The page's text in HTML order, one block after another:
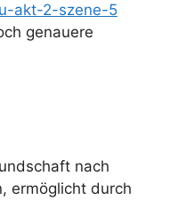
akt-2-szene-5
genauere
nach
ermöglicht durch